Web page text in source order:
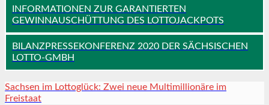
INFORMATIONEN ZUR GARANTIERTEN
GEWINNAUSCHÜTTUNG DES LOTTOJACKPOTS
BILANZPRESSEKONFERENZ 2020 DER SÄCHSISCHEN
LOTTO-GMBH
Sachsen im Lottoglück: Zwei neue Multimillionäre im
Freistaat